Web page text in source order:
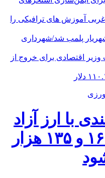
غربی آموزش های ترافیکی را
پلمب شد/شهرداری
اقتصادی برای خروج از
با ارز آزاد
به ترتیب کیلویی ۱۶۰ و ۱۳۵ هزار